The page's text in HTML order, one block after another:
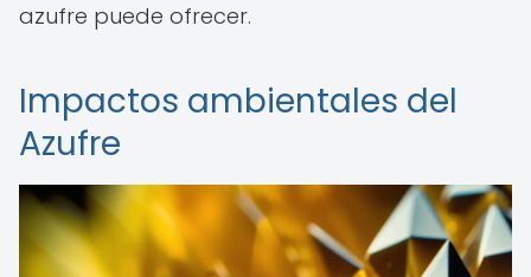
azufre puede ofrecer.
Impactos ambientales del
Azufre